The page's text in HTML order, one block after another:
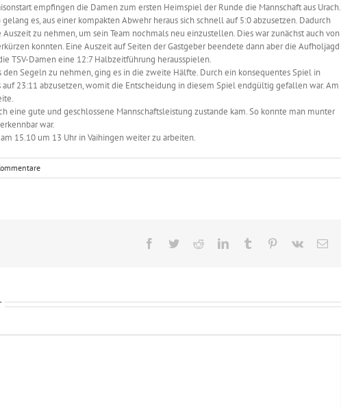
empfingen die Damen zum ersten Heimspiel der Runde die Mannschaft aus Urach.
es, aus einer kompakten Abwehr heraus sich schnell auf 5:0 abzusetzen. Dadurch
zu nehmen, um sein Team nochmals neu einzustellen. Dies war zunächst auch von
konnten. Eine Auszeit auf Seiten der Gastgeber beendete dann aber die Aufholjagd
TSV-Damen eine 12:7 Halbzeitführung herausspielen.
den Segeln zu nehmen, ging es in die zweite Hälfte. Durch ein konsequentes Spiel in
23:11 abzusetzen, womit die Entscheidung in diesem Spiel endgültig gefallen war. Am
eine gute und geschlossene Mannschaftsleistung zustande kam. So konnte man munter
war.
15.10 um 13 Uhr in Vaihingen weiter zu arbeiten.
Facebook
TwitterRedditLinkedInTumblr Pinterest
Vk
E-